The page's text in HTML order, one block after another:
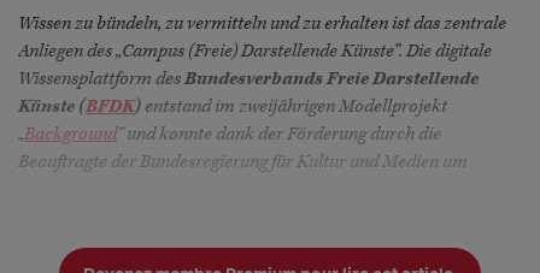
Wissen zu bündeln, zu vermitteln und zu erhalten ist das zentrale
Anliegen des „Campus (Freie) Darstellende Künste”. Die digitale
Wissensplattform desBundesverbands Freie Darstellende
Künste (BFDK) entstand im zweijährigen Modellprojekt
„Background“ und konnte dank der Förderung durch die
Beauftragte der Bundesregierung für Kultur und Medien um